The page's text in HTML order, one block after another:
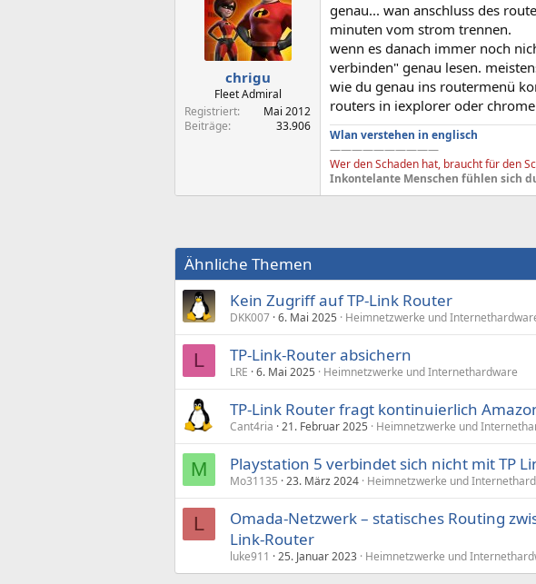
chrigu
Fleet Admiral
Registriert
Mai 2012
Beiträge
33.906
genau... wan anschluss des
minuten vom strom trennen.
wenn es danach immer noch
verbinden" genau lesen.
wie du genau ins routermenü
routers in iexplorer oder
Wlan verstehen in englisch
——————————
Wer den Schaden hat, braucht für den
Inkontelante Menschen fühlen sich
Ähnliche Themen
Kein Zugriff auf TP-Link Router
DKK007 6. Mai 2025 Heimnetzwerke und
L TP-Link-Router absichern
LRE 6. Mai 2025 Heimnetzwerke und Internethardware
TP-Link Router fragt kontinuierlich
Cant4ria 21. Februar 2025 Heimnetzwerke und
M Playstation 5 verbindet sich nicht mit TP
Mo31135 23. März 2024 Heimnetzwerke und
L
Omada-Netzwerk – statisches Routing
Link-Router
luke911 25. Januar 2023 Heimnetzwerke und